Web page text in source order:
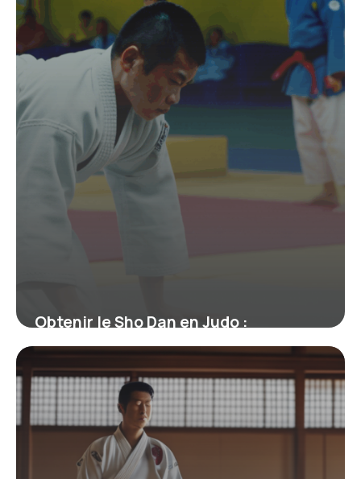
19 juin 2026
Obtenir le Sho Dan en Judo :
Signification, Parcours et Enjeux
19 juin 2026